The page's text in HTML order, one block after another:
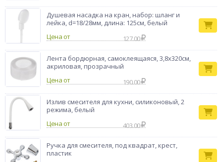
Душевая насадка на кран, набор: шланг и
лейка, d=18/28мм, длина: 125см, белый
Цена от
127.00
Лента бордюрная, самоклеящаяся, 3,8х320см,
акриловая, прозрачный
Цена от
190.00
Излив смесителя для кухни, силиконовый, 2
режима, белый
Цена от
403.00
Ручка для смесителя, под квадрат, крест,
пластик